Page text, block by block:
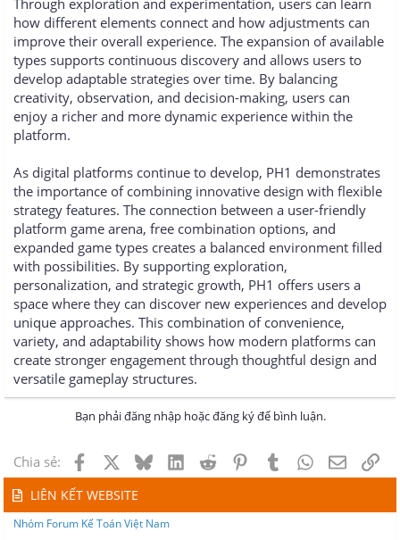
Through exploration and experimentation, users can learn
how different elements connect and how adjustments can
improve their overall experience. The expansion of available
types supports continuous discovery and allows users to
develop adaptable strategies over time. By balancing
creativity, observation, and decision-making, users can
enjoy a richer and more dynamic experience within the
platform.
As digital platforms continue to develop, PH1 demonstrates
the importance of combining innovative design with flexible
strategy features. The connection between a user-friendly
platform game arena, free combination options, and
expanded game types creates a balanced environment filled
with possibilities. By supporting exploration,
personalization, and strategic growth, PH1 offers users a
space where they can discover new experiences and develop
unique approaches. This combination of convenience,
variety, and adaptability shows how modern platforms can
create stronger engagement through thoughtful design and
versatile gameplay structures.
Bạn phải đăng nhập hoặc đăng ký để bình luận.
Chia sẻ: Facebook BlueskyLinkedInReddit PinterestTumblrWhatsApp
Email
LIÊN KẾT WEBSITE
Nhóm Forum Kế Toán Việt Nam